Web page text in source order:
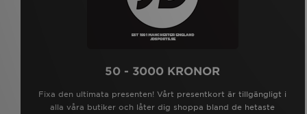
50 - 3000 KRONOR
Fixa den ultimata presenten! Vårt presentkort är tillgängligt i
alla våra butiker och låter dig shoppa bland de hetaste